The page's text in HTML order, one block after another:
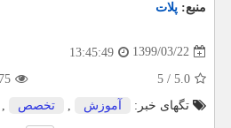
منبع: پلات
1399/03/22
13:45:49
5.0
/
5
تگهای خبر:
آموزش تخصص